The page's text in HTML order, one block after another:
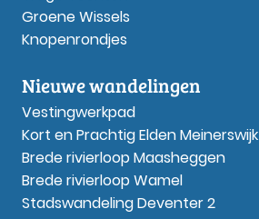
Groene Wissels
Knopenrondjes
Nieuwe wandelingen
Vestingwerkpad
Kort en Prachtig Elden Meinerswijk
Brede rivierloop Maasheggen
Brede rivierloop Wamel
Stadswandeling Deventer 2